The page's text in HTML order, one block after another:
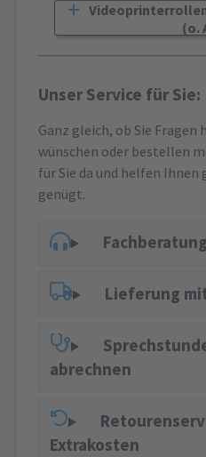
(o.
Unser Service für Sie:
Ganz gleich, ob Sie Fragen
wünschen oder bestellen
für Sie da und helfen Ihnen
genügt.
Lieferung
abrechnen
Extrakosten